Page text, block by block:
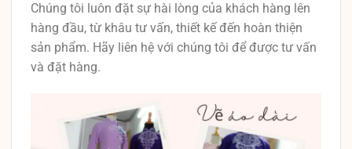
Chúng tôi luôn đặt sự hài lòng của khách hàng lên
hàng đầu, từ khâu tư vấn, thiết kế đến hoàn thiện
sản phẩm. Hãy liên hệ với chúng tôi để được tư vấn
và đặt hàng.